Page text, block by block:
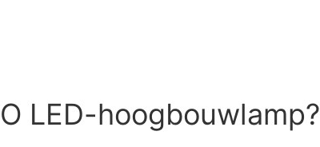
LED-hoogbouwlamp?